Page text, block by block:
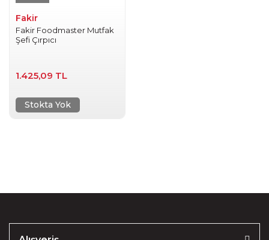
Fakir
Fakir Foodmaster Mutfak
Şefi Çırpıcı
1.425,09 TL
Stokta Yok